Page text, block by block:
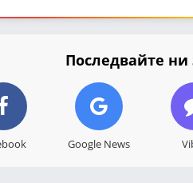
Последвайте
Google News